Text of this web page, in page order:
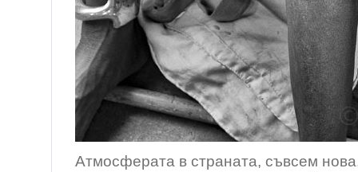
Атмосферата в страната, съвсем